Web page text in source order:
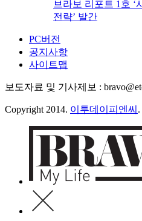
브라보 리포트 1호 ‘
전략’ 발간
PC버전
공지사항
사이트맵
보도자료 및 기사제보 :
Copyright 2014. 이투데이피엔씨